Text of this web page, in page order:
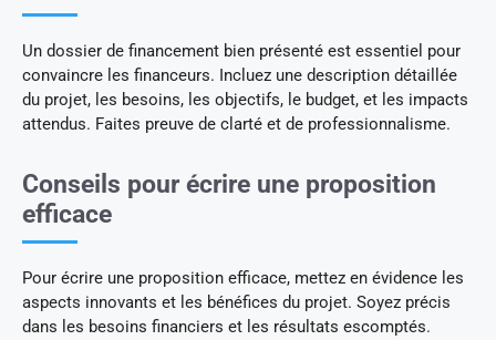
Un dossier de financement bien présenté est essentiel pour
convaincre les financeurs. Incluez une description détaillée
du projet, les besoins, les objectifs, le budget, et les impacts
attendus. Faites preuve de clarté et de professionnalisme.
Conseils pour écrire une proposition
efficace
Pour écrire une proposition efficace, mettez en évidence les
aspects innovants et les bénéfices du projet. Soyez précis
dans les besoins financiers et les résultats escomptés.